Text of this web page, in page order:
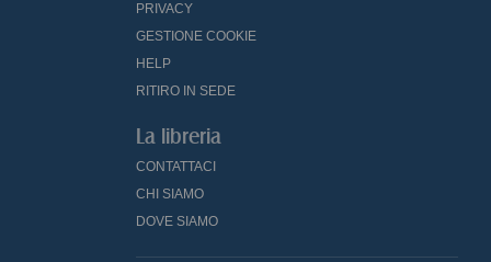
PRIVACY
GESTIONE COOKIE
HELP
RITIRO IN SEDE
La libreria
CONTATTACI
CHI SIAMO
DOVE SIAMO